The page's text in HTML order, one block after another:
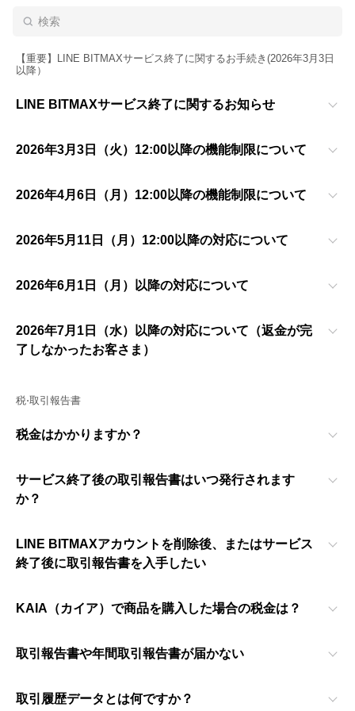
【重要】LINE BITMAXサービス終了に関するお手続き(2026年3月3日
以降）
LINE BITMAXサービス終了に関するお知らせ
2026年3月3日（火）12:00以降の機能制限について
2026年4月6日（月）12:00以降の機能制限について
2026年5月11日（月）12:00以降の対応について
2026年6月1日（月）以降の対応について
2026年7月1日（水）以降の対応について（返金が完
了しなかったお客さま）
税⋅取引報告書
税金はかかりますか？
サービス終了後の取引報告書はいつ発行されます
か？
LINE BITMAXアカウントを削除後、またはサービス
終了後に取引報告書を入手したい
KAIA（カイア）で商品を購入した場合の税金は？
取引報告書や年間取引報告書が届かない
取引履歴データとは何ですか？